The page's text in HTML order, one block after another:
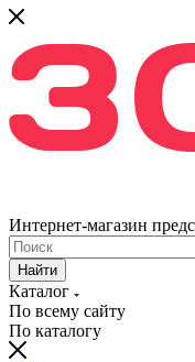
Интернет-магазин
Найти
Каталог
По всему сайту
По каталогу